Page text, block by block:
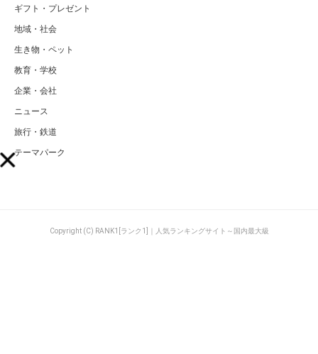
ギフト・プレゼント
地域・社会
生き物・ペット
教育・学校
企業・会社
ニュース
旅行・鉄道
テーマパーク
Copyright (C) RANK1[ランク1]｜人気ランキングサイト～国内最大級